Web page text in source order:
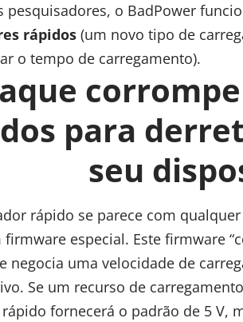
pesquisadores, o BadPower
rápidos (um novo tipo de
o tempo de carregamento).
para
seu
rápido se parece com
especial. Este firmware
negocia uma velocidade de
Se um recurso de
fornecerá o padrão de 5 V,